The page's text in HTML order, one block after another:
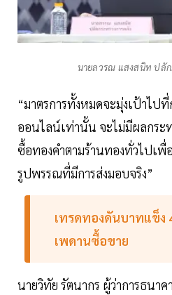
นายลวรณ แสงสนิท ปลัก
“มาตรการทั้งหมดจะมุ่งเป้าไ
ออนไลน์เท่านั้น จะไม่มีผลกระ
ซื้อทองคำตามร้านทองทั่วไปเพื่
รูปพรรณที่มีการส่งมอบจริง”
เทรดทองดันบาทแข็ง
เพดานซื้อขาย
นายวิทัย รัตนากร ผู้ว่าการธนา